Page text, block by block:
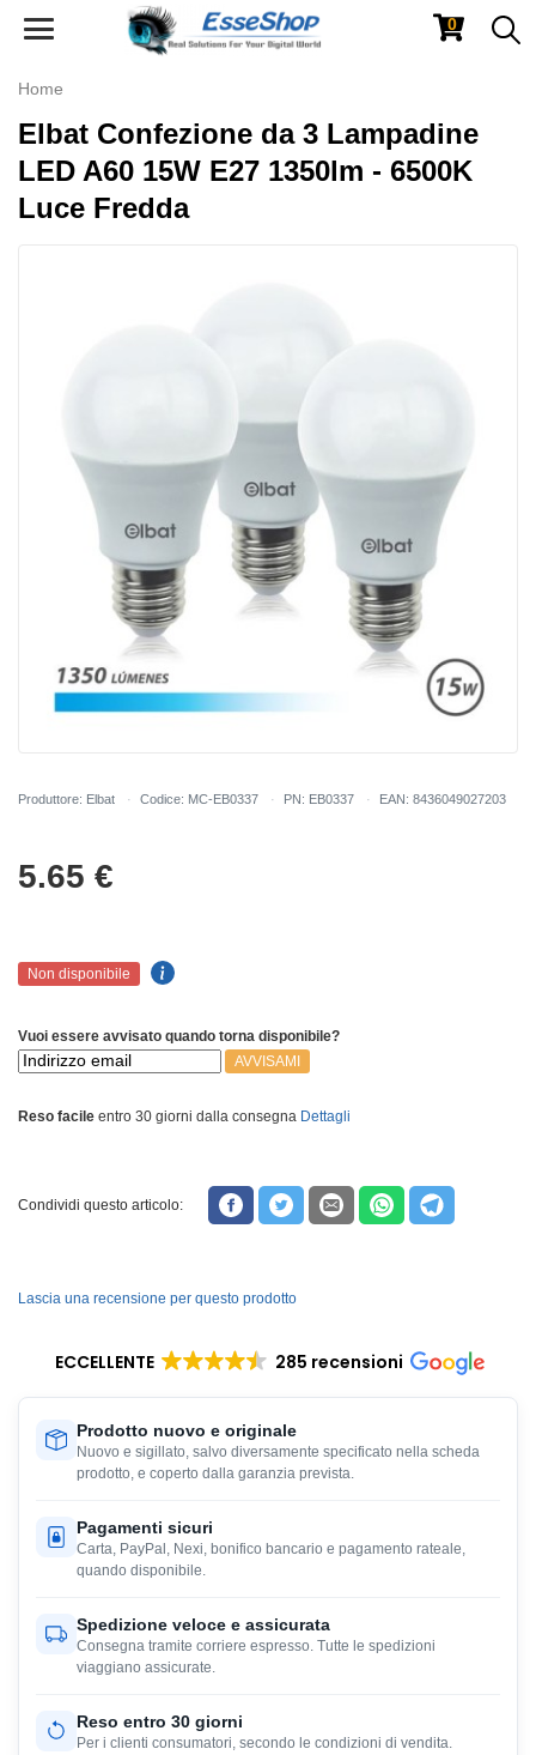
Toggle
0
Home
Elbat Confezione da 3 Lampadine
LED A60 15W E27 1350lm - 6500K
Luce Fredda
Produttore: Elbat Codice: MC-EB0337 PN: EB0337 EAN: 8436049027203
5.65 €
Non disponibile
Vuoi essere avvisato quando torna disponibile?
AVVISAMI
Reso facile entro 30 giorni dalla consegna Dettagli
Condividi questo articolo:
Lascia una recensione per questo prodotto
ECCELLENTE 285 recensioni
Prodotto nuovo e originale
Nuovo e sigillato, salvo diversamente specificato nella scheda
prodotto, e coperto dalla garanzia prevista.
Pagamenti sicuri
Carta, PayPal, Nexi, bonifico bancario e pagamento rateale,
quando disponibile.
Spedizione veloce e assicurata
Consegna tramite corriere espresso. Tutte le spedizioni
viaggiano assicurate.
Reso entro 30 giorni
Per i clienti consumatori, secondo le condizioni di vendita.